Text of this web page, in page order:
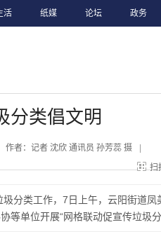
活 纸媒 论坛 政务
分类倡文明
作者：记者 沈欣 通讯员 孙芳蕊 摄
扫
圾分类工作，7日上午，云阳街道
等单位开展“网格联动促宣传垃圾